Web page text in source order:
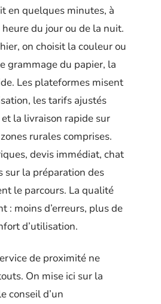
en quelques minutes, à
du jour ou de la nuit.
on choisit la couleur ou
grammage du papier, la
Les plateformes misent
les tarifs ajustés
la livraison rapide sur
rurales comprises.
devis immédiat, chat
sur la préparation des
le parcours. La qualité
: moins d’erreurs, plus de
d’utilisation.
de proximité ne
On mise ici sur la
conseil d’un